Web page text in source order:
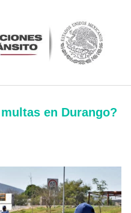
en Durango?